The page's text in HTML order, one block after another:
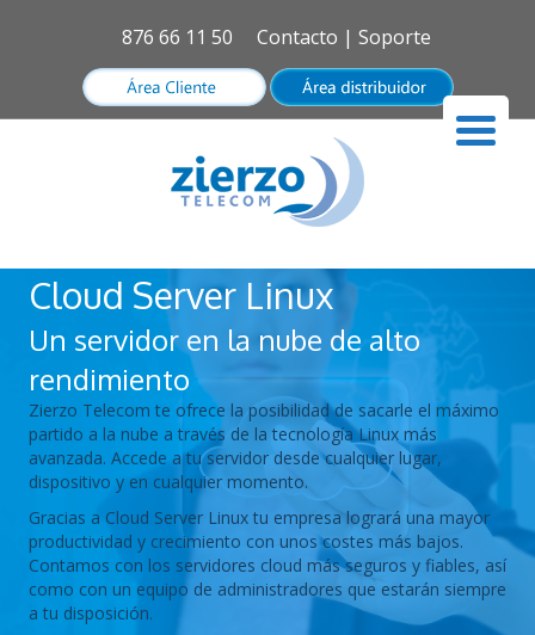
876 66 11 50 Contacto | Soporte
Cloud Server Linux
Un servidor en la nube de alto
rendimiento
Zierzo Telecom te ofrece la posibilidad de sacarle el máximo
partido a la nube a través de la tecnología Linux más
avanzada. Accede a tu servidor desde cualquier lugar,
dispositivo y en cualquier momento.
Gracias a Cloud Server Linux tu empresa logrará una mayor
productividad y crecimiento con unos costes más bajos.
Contamos con los servidores cloud más seguros y fiables, así
como con un equipo de administradores que estarán siempre
a tu disposición.